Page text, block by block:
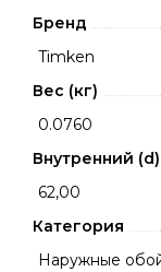
Бренд
Timken
Вес (кг)
0.0760
Внутренний
62,00
Категория
Наружные